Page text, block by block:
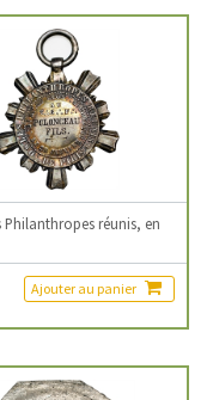
réunis, en
Ajouter au panier